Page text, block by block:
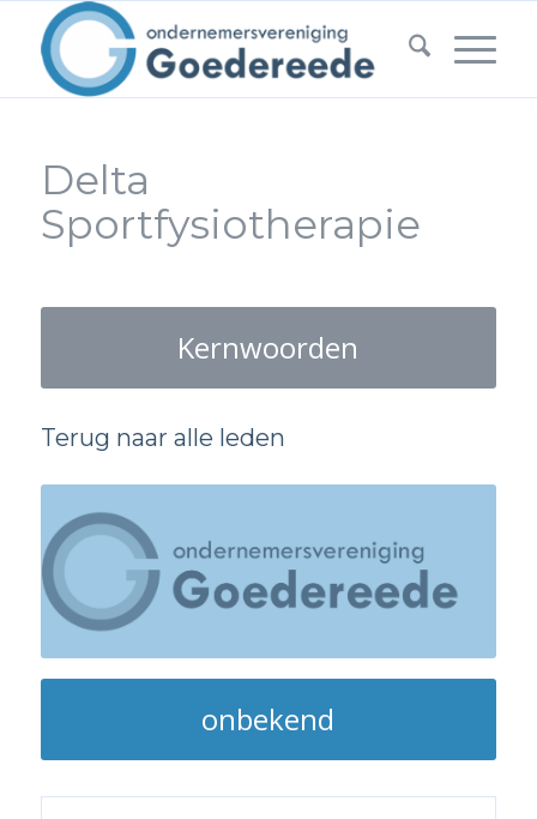
Delta
Sportfysiotherapie
Kernwoorden
Terug naar alle leden
onbekend